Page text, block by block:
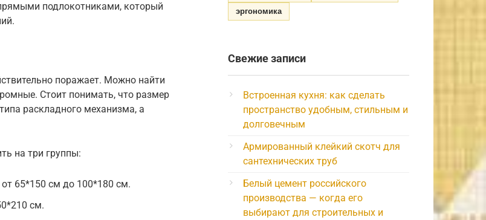
подлокотниками, который
поражает. Можно найти
Стоит понимать, что размер
раскладного механизма, а
на три группы:
65*150 см до 100*180 см.
см.
эргономика
Свежие записи
Встроенная кухня: как сделать
пространство удобным, стильным и
долговечным
Армированный клейкий скотч для
сантехнических труб
Белый цемент российского
производства — когда его
выбирают для строительных и